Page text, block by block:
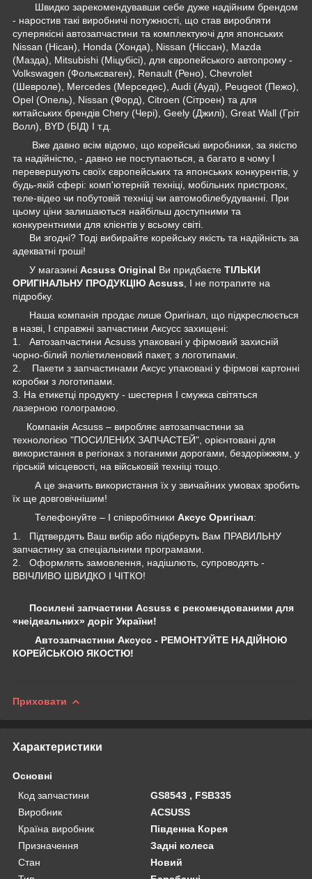
Швидко зарекомендувавши себе дуже надійним брендом
- наростив такі виробничі потужності, що став виробляти
суперякісні автозапчастини та комплектуючі для японських
Nissan (Нісан), Honda (Хонда), Nissan (Ніссан), Mazda
(Мазда), Mitsubishi (Міцубісі), для європейського автопрому -
Volkswagen (Фольксваген), Renault (Рено), Chevrolet
(Шевроле), Mercedes (Мерседес), Audi (Ауді), Peugeot (Пежо),
Opel (Опель), Nissan (Форд), Citroen (Сітроен) та для
китайських брендів Chery (Чері), Geely (Джилі), Great Wall (Гріт
Волл), BYD (БІД) І т.д.
Вже давно всім відомо, що корейські виробники, за якістю
та надійністю, - давно не поступаються, а багато в чому І
перевершують своїх європейських та японських конкурентів, у
будь-якій сфері: комп'ютерній техніці, мобільних пристроях,
теле-відео чи побутовій техніці чи автомобілебудуванні. При
цьому ціни залишаються найбільш доступними та
конкурентними для клієнтів у всьому світі.
Ви згодні? Тоді вибирайте корейську якість та надійність за
адекватні гроші!
У магазині Acsuss Original Ви придбаєте ТІЛЬКИ
ОРИГІНАЛЬНУ ПРОДУКЦІЮ Acsuss , І не потрапите на
підробку.
Наша компанія продає лише Оригінал, що підкреслюється
в назві, І справжні запчастини Аксусс захищені:
1. Автозапчастини Acsuss упаковані у фірмовий захисній
чорно-білий поліетиленовий пакет, з логотипами.
2. Пакети з запчастинами Аксус упаковані у фірмові картонні
коробки з логотипами.
3. На етикетці продукту - шестерня І смужка світяться
лазерною голограмою.
Компанія Acsuss – виробляє автозапчастини за
технологією "ПОСИЛЕНИХ ЗАПЧАСТЕЙ", орієнтовані для
використання в регіонах з поганими дорогами, бездоріжжям, у
гірській місцевості, на військовій техніці тощо.
А це значить використання їх у звичайних умовах зробить
їх ще довговічнішим!
Телефонуйте – І співробітники Аксус Оригінал:
1. Підтвердять Ваш вибір або підберуть Вам ПРАВИЛЬНУ
запчастину за спеціальними програмами.
2. Оформлять замовлення, надішлють, супроводять -
ВВІЧЛИВО ШВИДКО І ЧІТКО!
Посилені запчастини Acsuss є рекомендованими для
«неідеальних» доріг України!
Автозапчастини Аксусс - РЕМОНТУЙТЕ НАДІЙНОЮ
КОРЕЙСЬКОЮ ЯКОСТЮ!
Приховати
Характеристики
Основні
Код запчастини
GS8543 , FSB335
Виробник
ACSUSS
Країна виробник
Південна Корея
Призначення
Задні колеса
Стан
Новий